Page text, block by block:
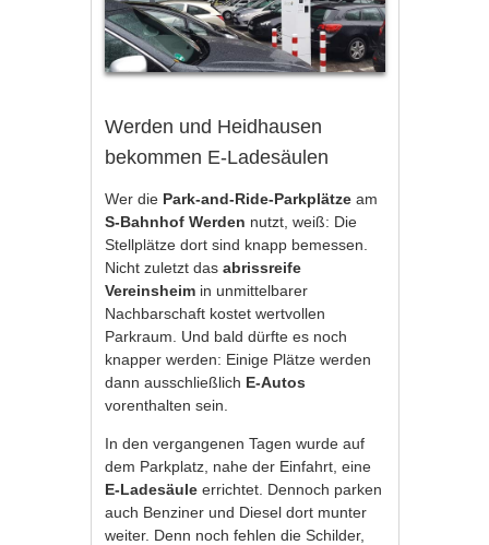
Werden und Heidhausen
bekommen E-Ladesäulen
Wer die Park-and-Ride-Parkplätze am
S-Bahnhof Werden nutzt, weiß: Die
Stellplätze dort sind knapp bemessen.
Nicht zuletzt dasabrissreife
Vereinsheim in unmittelbarer
Nachbarschaft kostet wertvollen
Parkraum. Und bald dürfte es noch
knapper werden: Einige Plätze werden
dann ausschließlich E-Autos
vorenthalten sein.
In den vergangenen Tagen wurde auf
dem Parkplatz, nahe der Einfahrt, eine
E-Ladesäule errichtet. Dennoch parken
auch Benziner und Diesel dort munter
weiter. Denn noch fehlen die Schilder,